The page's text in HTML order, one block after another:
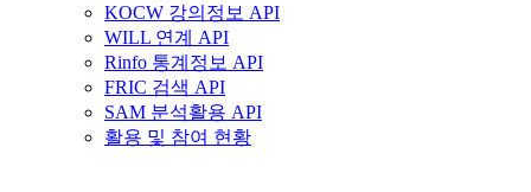
KOCW 강의정보 API
WILL 연계 API
Rinfo 통계정보 API
FRIC 검색 API
SAM 분석활용 API
활용 및 참여 현황